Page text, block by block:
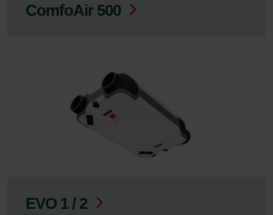
ComfoAir 500
EVO 1 / 2